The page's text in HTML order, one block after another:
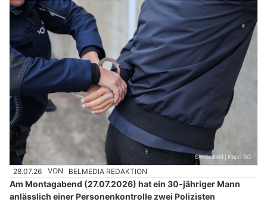
28.07.26 VON BELMEDIA REDAKTION
Am Montagabend (27.07.2026) hat ein 30-jähriger Mann
anlässlich einer Personenkontrolle zwei Polizisten